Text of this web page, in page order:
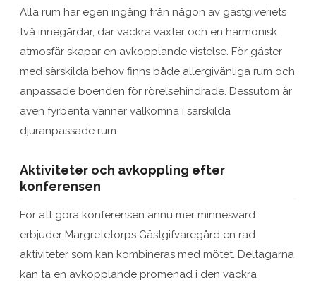
Alla rum har egen ingång från någon av gästgiveriets
två innegårdar, där vackra växter och en harmonisk
atmosfär skapar en avkopplande vistelse. För gäster
med särskilda behov finns både allergivänliga rum och
anpassade boenden för rörelsehindrade. Dessutom är
även fyrbenta vänner välkomna i särskilda
djuranpassade rum.
Aktiviteter och avkoppling efter
konferensen
För att göra konferensen ännu mer minnesvärd
erbjuder Margretetorps Gästgifvaregård en rad
aktiviteter som kan kombineras med mötet. Deltagarna
kan ta en avkopplande promenad i den vackra